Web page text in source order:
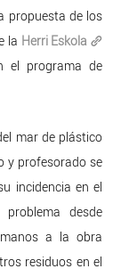
propuesta de los
la Herri Eskola
el programa de
mar de plástico
y profesorado se
incidencia en el
desde
a la obra
residuos en el